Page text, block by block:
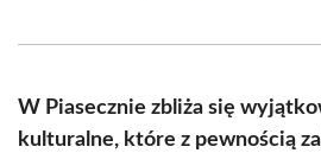
(Twitter)
W Piasecznie zbliża się
kulturalne, które z pewnością